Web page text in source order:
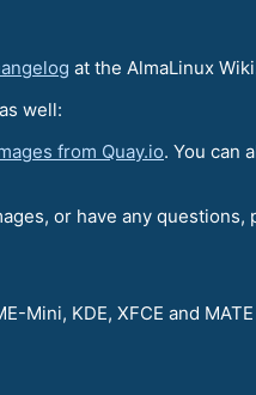
at the AlmaLinux
well:
from Quay.io. You can
or have any questions,
Mini, KDE, XFCE and